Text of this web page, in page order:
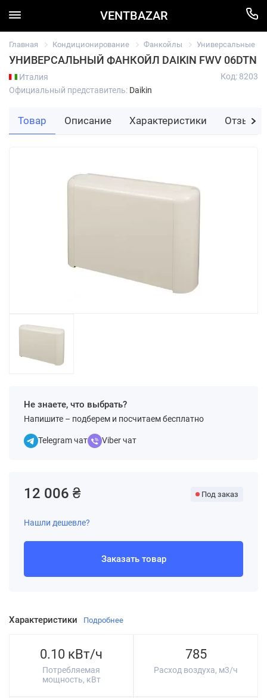
VENTBAZAR
Главная Кондиционирование Фанкойлы Универсальные
УНИВЕРСАЛЬНЫЙ ФАНКОЙЛ DAIKIN FWV 06DTN
Италия
Официальный представитель: Daikin
Код: 8203
Не знаете, что выбрать?
Напишите – подберем и посчитаем бесплатно
Telegram чат Viber чат
Характеристики Подробнее
0.10 кВт/ч
Потребляемая
мощность, кВт
785
Расход воздуха, м3/ч
12 006 ₴ Под заказ
Нашли дешевле?
Заказать товар
Товар Описание Характеристики Отзывы